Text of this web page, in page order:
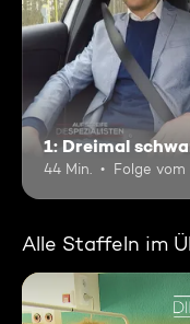
1: Dreimal
44 Min. Folge vom
Alle Staffeln im